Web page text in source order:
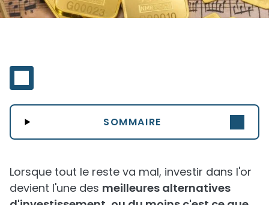
SOMMAIRE
Lorsque tout le reste va mal, investir dans l'or
devient l'une des meilleures alternatives